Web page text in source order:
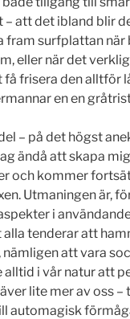
– att det ibland blir
fram surfplattan när
eller när det
frisera den alltför
en en
– på det högst
ändå att skapa
och kommer
Utmaningen är,
i
tenderar att
att vara
alltid i vår natur att
lite mer av oss
automagisk